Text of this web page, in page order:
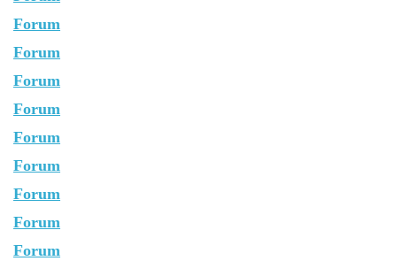
Forum
Forum
Forum
Forum
Forum
Forum
Forum
Forum
Forum